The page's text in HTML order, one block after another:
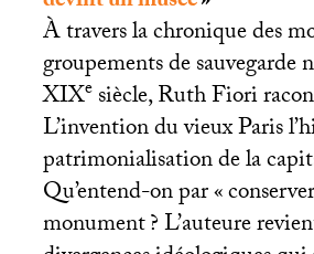
À travers la chronique des
groupements de sauvegarde
XIXesiècle, Ruth Fiori
L’invention du vieux Paris
patrimonialisation de la
Qu’entend-on par «conserver
monument? L’auteure